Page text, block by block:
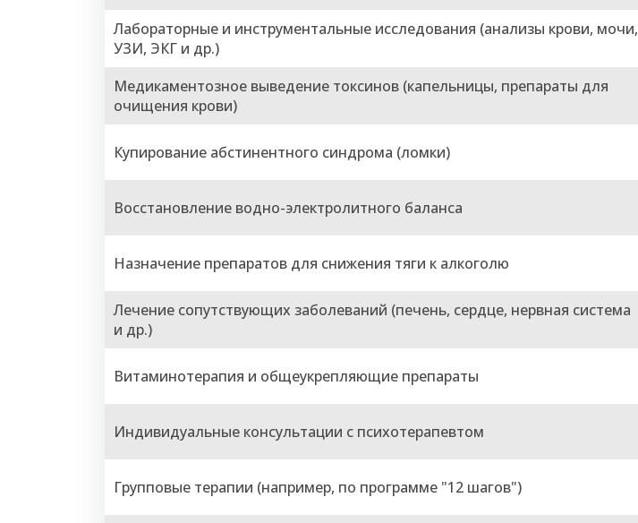
Лабораторные и инструментальные исследования (анализы крови, мочи,
УЗИ, ЭКГ и др.)
Медикаментозное выведение токсинов (капельницы, препараты для
очищения крови)
Купирование абстинентного синдрома (ломки)
Восстановление водно-электролитного баланса
Назначение препаратов для снижения тяги к алкоголю
Лечение сопутствующих заболеваний (печень, сердце, нервная система
и др.)
Витаминотерапия и общеукрепляющие препараты
Индивидуальные консультации с психотерапевтом
Групповые терапии (например, по программе "12 шагов")